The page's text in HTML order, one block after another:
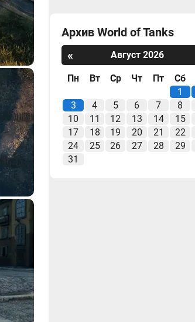
Архив World of Tanks
«
Август 2026
Пн Вт Ср Чт Пт
Сб
1
3
4 5 6 7
8
10
11 12 13 14
15
17
18 19 20 21
22
24
25 26 27 28
29
31